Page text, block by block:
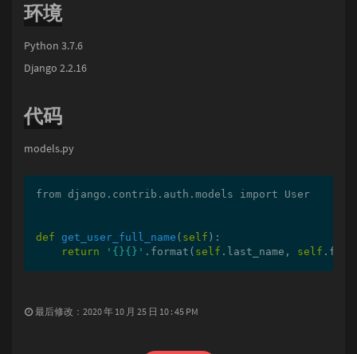
环境
Python 3.7.6
Django 2.2.16
代码
models.py
from django.contrib.auth.models import User
def get_user_full_name ( self ) :
return
'{}{}' .format( self .last_name, self
最后修改：2020 年 10 月 25 日 10 : 45 PM